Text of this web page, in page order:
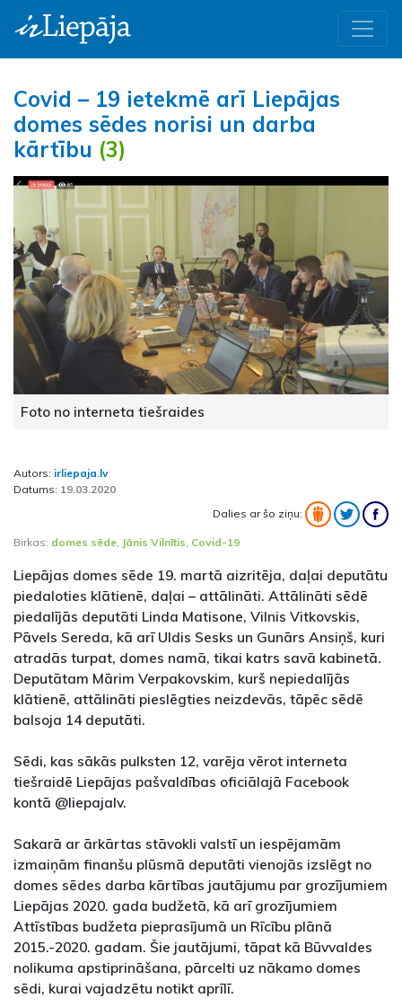
Covid – 19 ietekmē arī Liepājas
domes sēdes norisi un darba
kārtību (3)
Foto no interneta tiešraides
Autors: irliepaja.lv
Datums: 19.03.2020
Dalies ar šo ziņu:
Birkas: domes sēde, Jānis Vilnītis, Covid-19
Liepājas domes sēde 19. martā aizritēja, daļai deputātu
piedaloties klātienē, daļai – attālināti. Attālināti sēdē
piedalījās deputāti Linda Matisone, Vilnis Vitkovskis,
Pāvels Sereda, kā arī Uldis Sesks un Gunārs Ansiņš, kuri
atradās turpat, domes namā, tikai katrs savā kabinetā.
Deputātam Mārim Verpakovskim, kurš nepiedalījās
klātienē, attālināti pieslēgties neizdevās, tāpēc sēdē
balsoja 14 deputāti.
Sēdi, kas sākās pulksten 12, varēja vērot interneta
tiešraidē Liepājas pašvaldības oficiālajā Facebook
kontā @liepajalv.
Sakarā ar ārkārtas stāvokli valstī un iespējamām
izmaiņām finanšu plūsmā deputāti vienojās izslēgt no
domes sēdes darba kārtības jautājumu par grozījumiem
Liepājas 2020. gada budžetā, kā arī grozījumiem
Attīstības budžeta pieprasījumā un Rīcību plānā
2015.-2020. gadam. Šie jautājumi, tāpat kā Būvvaldes
nolikuma apstiprināšana, pārcelti uz nākamo domes
sēdi, kurai vajadzētu notikt aprīlī.